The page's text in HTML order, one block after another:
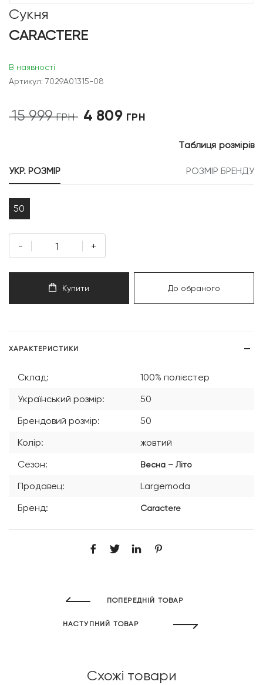
Сукня
CARACTERE
В наявності
Артикул: 7029A01315-08
15 999ГРН
Оригінальна
4 809 ГРН
УКР. РОЗМІР
РОЗМІР БРЕНДУ
Таблиця розмірів
50
- +
Купити До обраного
ХАРАКТЕРИСТИКИ
Склад:
100% полієстер
Український розмір:
50
Брендовий розмір:
50
Колір:
жовтий
Сезон:
Весна – Літо
Продавец:
Largemoda
Бренд:
Caractere
ПОПЕРЕДНІЙ ТОВАР
НАСТУПНИЙ ТОВАР
Схожі товари